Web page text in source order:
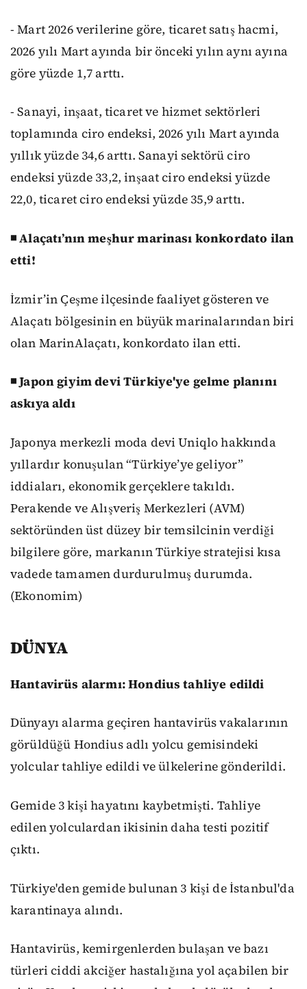
- Mart 2026 verilerine göre, ticaret satış hacmi,
2026 yılı Mart ayında bir önceki yılın aynı ayına
göre yüzde 1,7 arttı.
- Sanayi, inşaat, ticaret ve hizmet sektörleri
toplamında ciro endeksi, 2026 yılı Mart ayında
yıllık yüzde 34,6 arttı. Sanayi sektörü ciro
endeksi yüzde 33,2, inşaat ciro endeksi yüzde
22,0, ticaret ciro endeksi yüzde 35,9 arttı.
◾ Alaçatı’nın meşhur marinası konkordato ilan
etti!
İzmir’in Çeşme ilçesinde faaliyet gösteren ve
Alaçatı bölgesinin en büyük marinalarından biri
olan MarinAlaçatı, konkordato ilan etti.
◾ Japon giyim devi Türkiye'ye gelme planını
askıya aldı
Japonya merkezli moda devi Uniqlo hakkında
yıllardır konuşulan “Türkiye’ye geliyor”
iddiaları, ekonomik gerçeklere takıldı.
Perakende ve Alışveriş Merkezleri (AVM)
sektöründen üst düzey bir temsilcinin verdiği
bilgilere göre, markanın Türkiye stratejisi kısa
vadede tamamen durdurulmuş durumda.
(Ekonomim)
DÜNYA
Hantavirüs alarmı: Hondius tahliye edildi
Dünyayı alarma geçiren hantavirüs vakalarının
görüldüğü Hondius adlı yolcu gemisindeki
yolcular tahliye edildi ve ülkelerine gönderildi.
Gemide 3 kişi hayatını kaybetmişti. Tahliye
edilen yolculardan ikisinin daha testi pozitif
çıktı.
Türkiye'den gemide bulunan 3 kişi de İstanbul'da
karantinaya alındı.
Hantavirüs, kemirgenlerden bulaşan ve bazı
türleri ciddi akciğer hastalığına yol açabilen bir